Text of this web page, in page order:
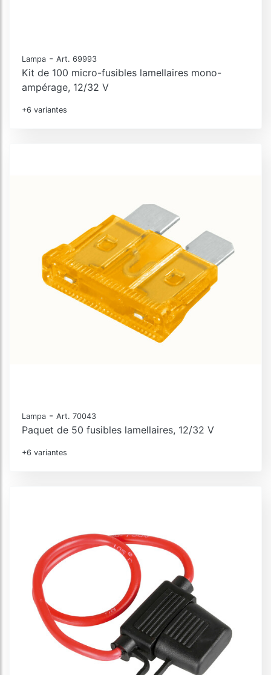
Lampa - Art. 69993
Kit de 100 micro-fusibles lamellaires mono-
ampérage, 12/32 V
+6 variantes
Lampa - Art. 70043
Paquet de 50 fusibles lamellaires, 12/32 V
+6 variantes